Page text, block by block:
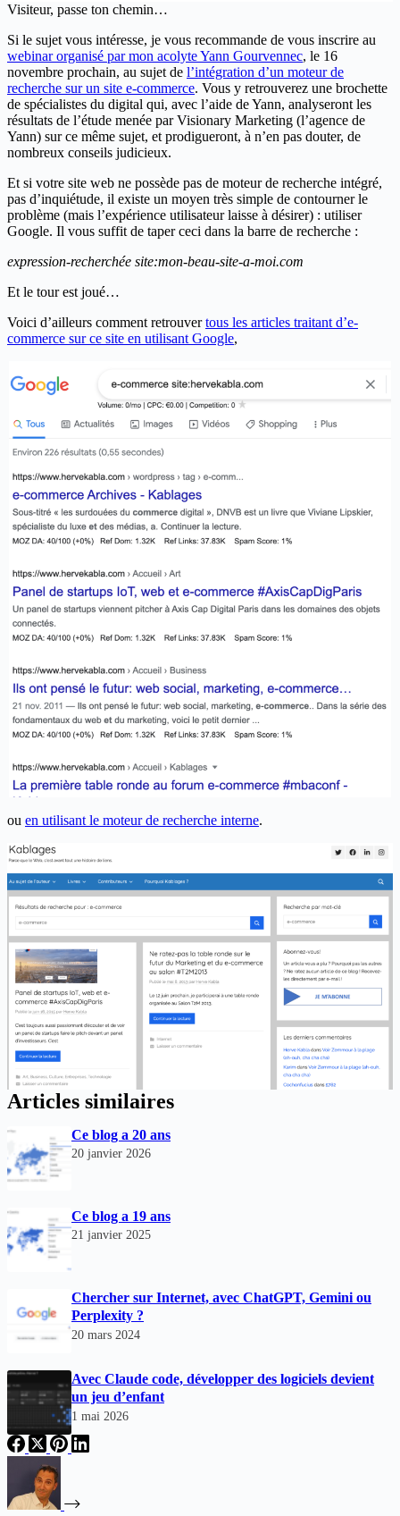
Visiteur, passe ton chemin…
Si le sujet vous intéresse, je vous recommande de vous inscrire au
webinar organisé par mon acolyte Yann Gourvennec, le 16
novembre prochain, au sujet de l’intégration d’un moteur de
recherche sur un site e-commerce. Vous y retrouverez une brochette
de spécialistes du digital qui, avec l’aide de Yann, analyseront les
résultats de l’étude menée par Visionary Marketing (l’agence de
Yann) sur ce même sujet, et prodigueront, à n’en pas douter, de
nombreux conseils judicieux.
Et si votre site web ne possède pas de moteur de recherche intégré,
pas d’inquiétude, il existe un moyen très simple de contourner le
problème (mais l’expérience utilisateur laisse à désirer) : utiliser
Google. Il vous suffit de taper ceci dans la barre de recherche :
expression-recherchée site:mon-beau-site-a-moi.com
Et le tour est joué…
Voici d’ailleurs comment retrouvertous les articles traitant d’e-
commerce sur ce site en utilisant Google,
ou en utilisant le moteur de recherche interne.
Articles similaires
Ce blog a 20 ans
20 janvier 2026
Ce blog a 19 ans
21 janvier 2025
Chercher sur Internet, avec ChatGPT, Gemini ou
Perplexity ?
20 mars 2024
Avec Claude code, développer des logiciels devient
un jeu d’enfant
1 mai 2026